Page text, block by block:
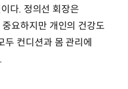
다. 정의선 회장은
요하지만 개인의 건강도
컨디션과 몸 관리에